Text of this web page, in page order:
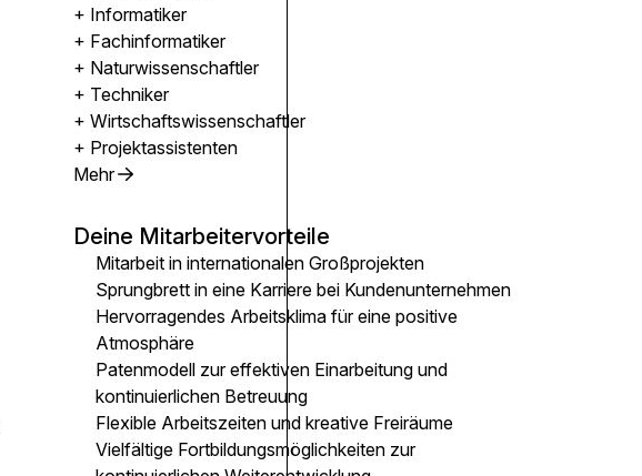
+ Informatiker
+ Fachinformatiker
+ Naturwissenschaftler
+ Techniker
+ Wirtschaftswissenschaftler
+ Projektassistenten
Mehr
Deine Mitarbeitervorteile
Mitarbeit in internationalen Großprojekten
Sprungbrett in eine Karriere bei Kundenunternehmen
Hervorragendes Arbeitsklima für eine positive
Atmosphäre
Patenmodell zur effektiven Einarbeitung und
kontinuierlichen Betreuung
Flexible Arbeitszeiten und kreative Freiräume
Vielfältige Fortbildungsmöglichkeiten zur